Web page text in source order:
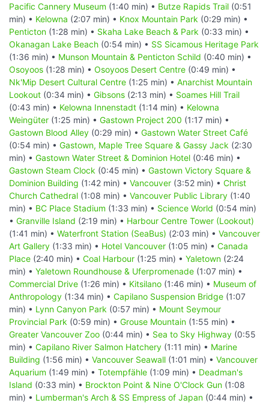
Pacific Cannery Museum (1:40 min) • Butze Rapids Trail (0:51
min) • Kelowna (2:07 min) • Knox Mountain Park (0:29 min) •
Penticton (1:28 min) • Skaha Lake Beach & Park (0:33 min) •
Okanagan Lake Beach (0:54 min) • SS Sicamous Heritage Park
(1:36 min) • Munson Mountain & Penticton Schild (0:40 min) •
Osoyoos (1:28 min) • Osoyoos Desert Centre (0:49 min) •
Nk'Mip Desert Cultural Centre (1:25 min) • Anarchist Mountain
Lookout (0:34 min) • Gibsons (2:13 min) • Soames Hill Trail
(0:43 min) • Kelowna Innenstadt (1:14 min) • Kelowna
Weingüter (1:25 min) • Gastown Project 200 (1:17 min) •
Gastown Blood Alley (0:29 min) • Gastown Water Street Café
(0:54 min) • Gastown, Maple Tree Square & Gassy Jack (2:30
min) • Gastown Water Street & Dominion Hotel (0:46 min) •
Gastown Steam Clock (0:45 min) • Gastown Victory Square &
Dominion Building (1:42 min) • Vancouver (3:52 min) • Christ
Church Cathedral (1:08 min) • Vancouver Public Library (1:40
min) • BC Place Stadium (1:33 min) • Science World (0:54 min)
• Granville Island (2:19 min) • Harbour Centre Tower (Lookout)
(1:41 min) • Waterfront Station (SeaBus) (2:03 min) • Vancouver
Art Gallery (1:33 min) • Hotel Vancouver (1:05 min) • Canada
Place (2:40 min) • Coal Harbour (1:25 min) • Yaletown (2:24
min) • Yaletown Roundhouse & Uferpromenade (1:07 min) •
Commercial Drive (1:26 min) • Kitsilano (1:46 min) • Museum of
Anthropology (1:34 min) • Capilano Suspension Bridge (1:07
min) • Lynn Canyon Park (0:57 min) • Mount Seymour
Provincial Park (0:59 min) • Grouse Mountain (1:55 min) •
Greater Vancouver Zoo (0:44 min) • Sea to Sky Highway (0:55
min) • Capilano River Salmon Hatchery (1:11 min) • Marine
Building (1:56 min) • Vancouver Seawall (1:01 min) • Vancouver
Aquarium (1:49 min) • Totempfähle (1:09 min) • Deadman's
Island (0:33 min) • Brockton Point & Nine O'Clock Gun (1:08
min) • Lumberman's Arch & SS Empress of Japan (0:44 min) •